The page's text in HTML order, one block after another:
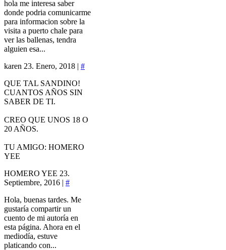
hola me interesa saber
donde podria comunicarme
para informacion sobre la
visita a puerto chale para
ver las ballenas, tendra
alguien esa...
karen 23. Enero, 2018 | #
QUE TAL SANDINO!
CUANTOS AÑOS SIN
SABER DE TI.
CREO QUE UNOS 18 O
20 AÑOS.
TU AMIGO: HOMERO
YEE
HOMERO YEE 23.
Septiembre, 2016 | #
Hola, buenas tardes. Me
gustaría compartir un
cuento de mi autoría en
esta página. Ahora en el
mediodía, estuve
platicando con...